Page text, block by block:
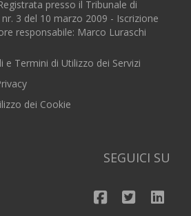
presso il Tribunale di
3 del 10 marzo 2009 - Iscrizione
responsabile: Marco Luraschi
e Termini di Utilizzo dei Servizi
dei Cookie
SEGUICI SU